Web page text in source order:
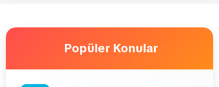
Popüler Konular